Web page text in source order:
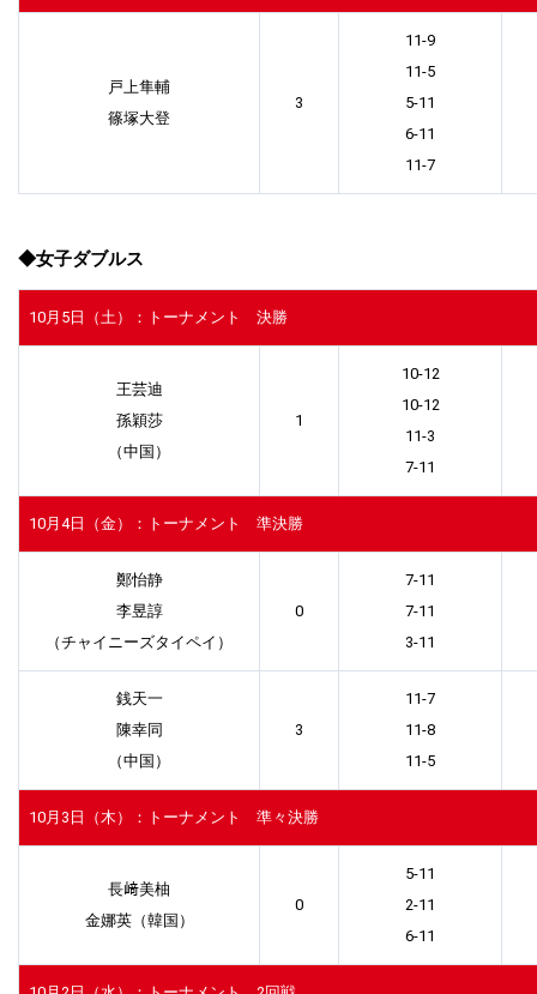
戸上隼輔
篠塚大登
3
11-9
11-5
5-11
6-11
11-7
◆女子ダブルス
10月5日（土）：トーナメント 決勝
王芸迪
孫穎莎
（中国）
1
10-12
10-12
11-3
7-11
10月4日（金）：トーナメント 準決勝
鄭怡静
李昱諄
（チャイニーズタイペイ）
0
7-11
7-11
3-11
銭天一
陳幸同
（中国）
3
11-7
11-8
11-5
10月3日（木）：トーナメント 準々決勝
長﨑美柚
金娜英（韓国）
0
5-11
2-11
6-11